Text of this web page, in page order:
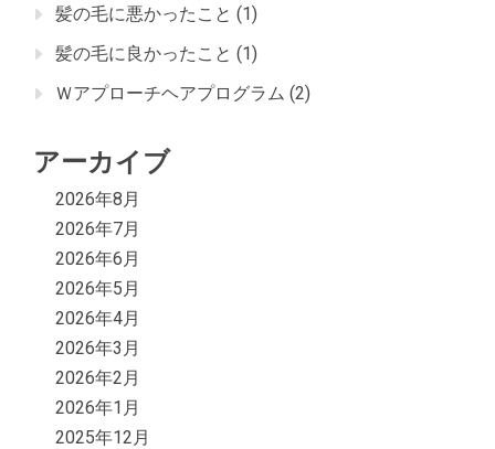
髪の毛に悪かったこと (1)
髪の毛に良かったこと (1)
Ｗアプローチヘアプログラム (2)
アーカイブ
2026年8月
2026年7月
2026年6月
2026年5月
2026年4月
2026年3月
2026年2月
2026年1月
2025年12月